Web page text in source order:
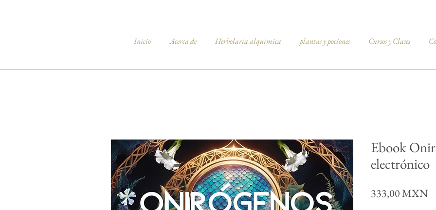
Inicio Acerca de Herbolaria alquimica plantas y pociones Cursos y Clases
Ebook
electrónico
333,00 MXN